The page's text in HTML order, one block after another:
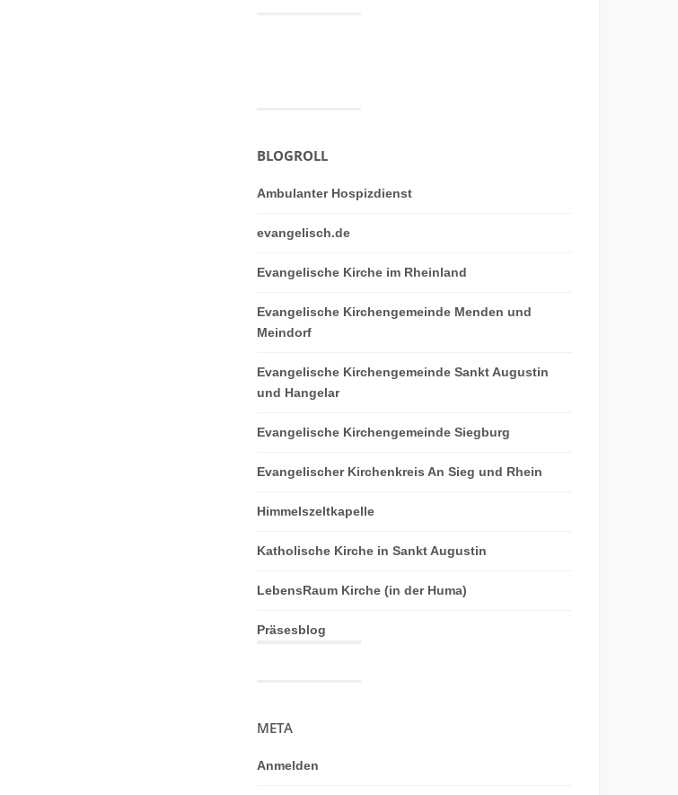
BLOGROLL
Ambulanter Hospizdienst
evangelisch.de
Evangelische Kirche im Rheinland
Evangelische Kirchengemeinde Menden und
Meindorf
Evangelische Kirchengemeinde Sankt Augustin
und Hangelar
Evangelische Kirchengemeinde Siegburg
Evangelischer Kirchenkreis An Sieg und Rhein
Himmelszeltkapelle
Katholische Kirche in Sankt Augustin
LebensRaum Kirche (in der Huma)
Präsesblog
META
Anmelden